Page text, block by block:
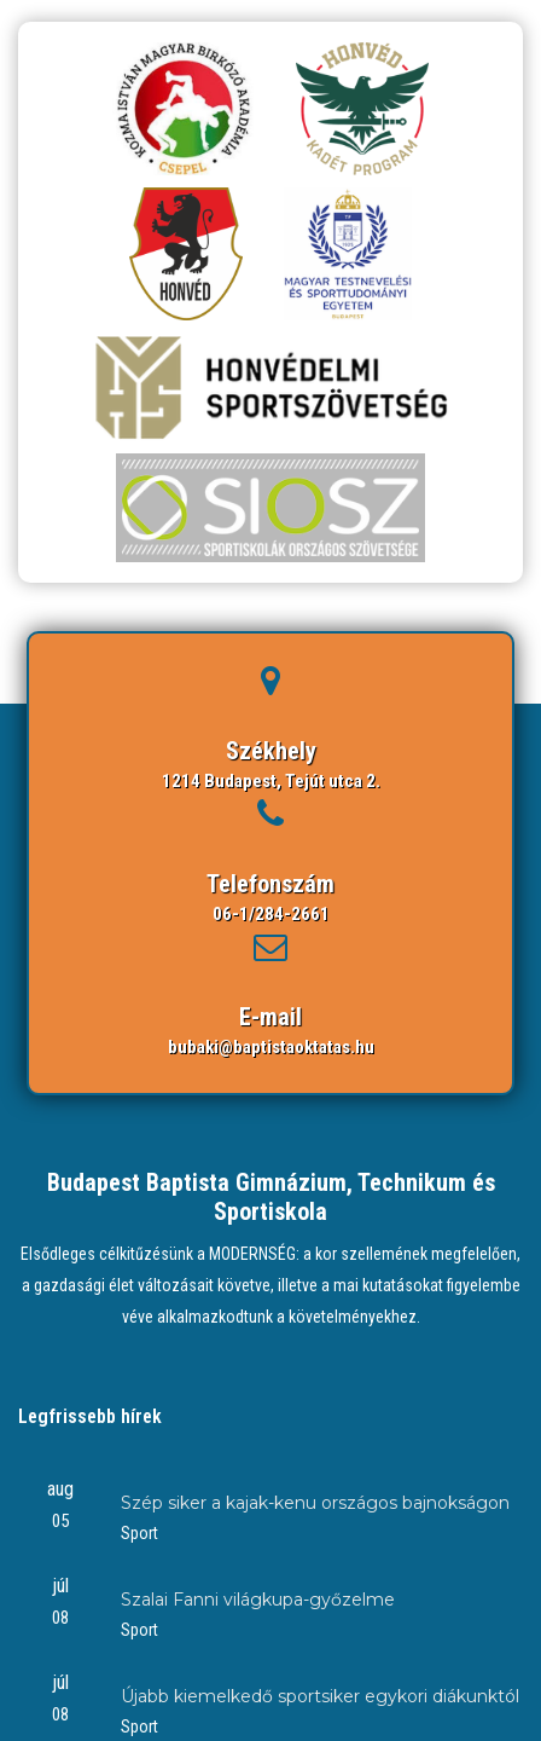
Székhely
1214 Budapest, Tejút utca 2.
Telefonszám
06-1/284-2661
E-mail
bubaki@baptistaoktatas.hu
Budapest Baptista Gimnázium, Technikum és
Sportiskola
Elsődleges célkitűzésünk a MODERNSÉG: a kor szellemének megfelelően,
a gazdasági élet változásait követve, illetve a mai kutatásokat figyelembe
véve alkalmazkodtunk a követelményekhez.
Legfrissebb hírek
aug
05
Szép siker a kajak-kenu országos bajnokságon
Sport
júl
08
Szalai Fanni világkupa-győzelme
Sport
júl
08
Újabb kiemelkedő sportsiker egykori diákunktól
Sport